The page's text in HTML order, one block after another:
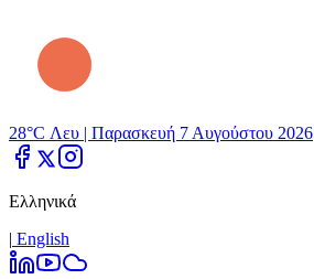
28°C Λευ | Παρασκευή 7 Αυγούστου 2026
Ελληνικά
| Εnglish